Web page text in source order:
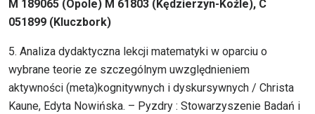
M 189065 (Opole) M 61803 (Kędzierzyn-Koźle), C
051899 (Kluczbork)
5. Analiza dydaktyczna lekcji matematyki w oparciu o
wybrane teorie ze szczególnym uwzględnieniem
aktywności (meta)kognitywnych i dyskursywnych / Christa
Kaune, Edyta Nowińska. – Pyzdry : Stowarzyszenie Badań i